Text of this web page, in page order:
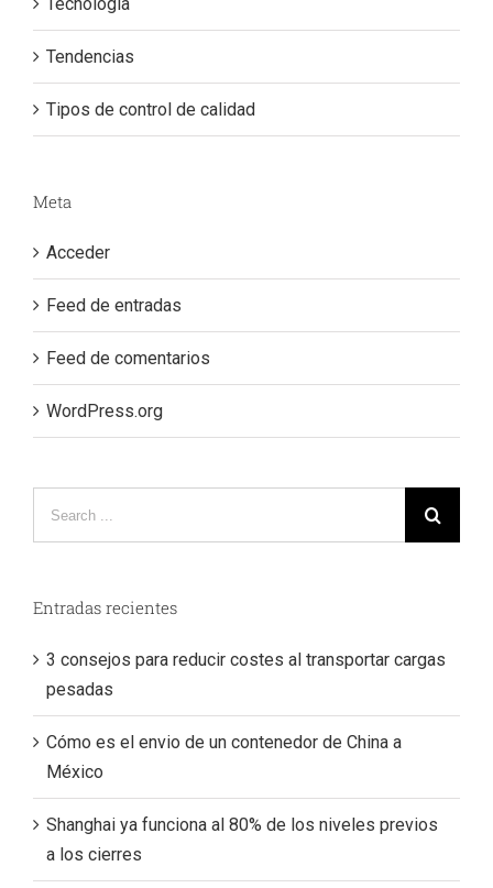
Tendencias
Tipos de control de calidad
Meta
Acceder
Feed de entradas
Feed de comentarios
WordPress.org
Entradas recientes
3 consejos para reducir costes al transportar cargas
pesadas
Cómo es el envio de un contenedor de China a
México
Shanghai ya funciona al 80% de los niveles previos
a los cierres